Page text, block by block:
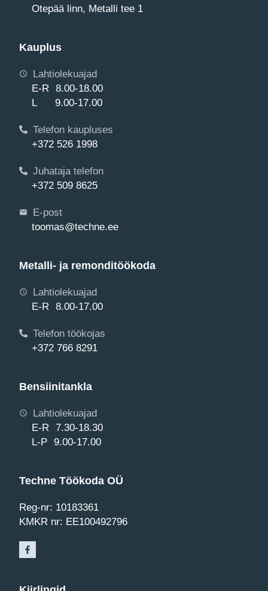
Otepää linn, Metalli tee 1
Kauplus
Lahtiolekuajad
E-R 8.00-18.00
L 9.00-17.00
Telefon kaupluses
+372 526 1998
Juhataja telefon
+372 509 8625
E-post
toomas@techne.ee
Metalli- ja remonditöökoda
Lahtiolekuajad
E-R 8.00-17.00
Telefon töökojas
+372 766 8291
Bensiinitankla
Lahtiolekuajad
E-R 7.30-18.30
L-P 9.00-17.00
Techne Töökoda OÜ
Reg-nr: 10183361
KMKR nr: EE100492796